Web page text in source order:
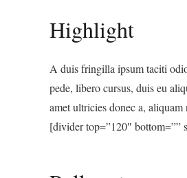
Highlight
A duis fringilla ipsum taciti
pede, libero cursus, duis eu
amet ultricies donec a, aliquam
[divider top=”120″ bottom=””